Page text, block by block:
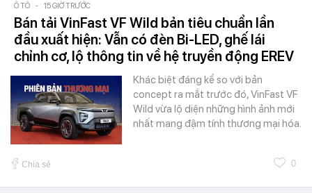
Ô TÔ - 15 GIỜ TRƯỚC
Bán tải VinFast VF Wild bản tiêu chuẩn lần
đầu xuất hiện: Vẫn có đèn Bi-LED, ghế lái
chỉnh cơ, lộ thông tin về hệ truyền động EREV
Khác biệt đáng kể so với bản
concept ra mắt trước đó, VinFast VF
Wild vừa lộ diện những hình ảnh mới
nhất mang đậm tính thương mại hóa.
Chia sẻ 0